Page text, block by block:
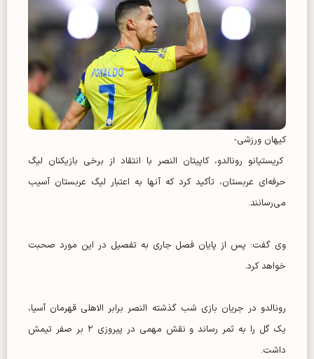
کیهان ورزشی-
کریستیانو رونالدو، کاپیتان النصر با انتقاد از برخی بازیکنان لیگ
حرفه‌ای عربستان، تأکید کرد که آنها به اعتبار لیگ عربستان آسیب
می‌رسانند.
وی گفت: پس از پایان فصل جاری به تفصیل در این مورد صحبت
خواهد کرد.
رونالدو در جریان بازی شب گذشته النصر برابر الاهلی قهرمان آسیا،
یک گل را به ثمر رساند و نقش مهمی در پیروزی ۲ بر صفر تیمش
داشت.